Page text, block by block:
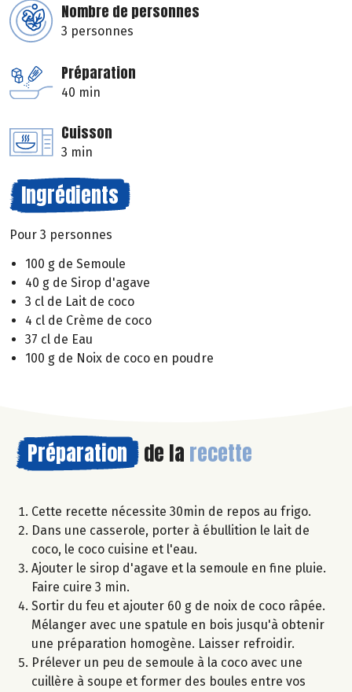
Nombre de personnes
3 personnes
Préparation
40 min
Cuisson
3 min
Ingrédients
Pour 3 personnes
100 g de Semoule
40 g de Sirop d'agave
3 cl de Lait de coco
4 cl de Crème de coco
37 cl de Eau
100 g de Noix de coco en poudre
Préparation de la recette
Cette recette nécessite 30min de repos au frigo.
Dans une casserole, porter à ébullition le lait de
coco, le coco cuisine et l'eau.
Ajouter le sirop d'agave et la semoule en fine pluie.
Faire cuire 3 min.
Sortir du feu et ajouter 60 g de noix de coco râpée.
Mélanger avec une spatule en bois jusqu'à obtenir
une préparation homogène. Laisser refroidir.
Prélever un peu de semoule à la coco avec une
cuillère à soupe et former des boules entre vos